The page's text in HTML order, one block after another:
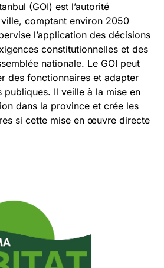
(GOI) est l’autorité
comptant environ 2050
l’application des décisions
constitutionnelles et des
nationale. Le GOI peut
des fonctionnaires et adapter
publiques. Il veille à la mise en
dans la province et crée les
si cette mise en œuvre directe